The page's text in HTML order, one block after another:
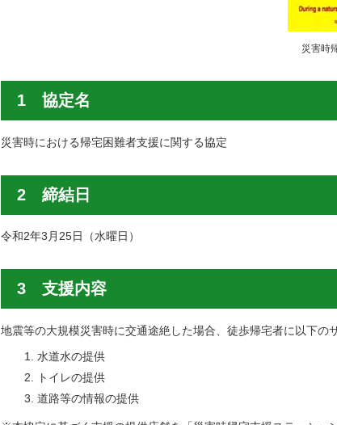
災害時
1 協定名
災害時における帰宅困難者支援に関する協定
2 締結日
令和2年3月25日（水曜日）
3 支援内容
地震等の大規模災害時に交通途絶した場合、徒歩帰宅者に以下の
水道水の提供
トイレの提供
道路等の情報の提供